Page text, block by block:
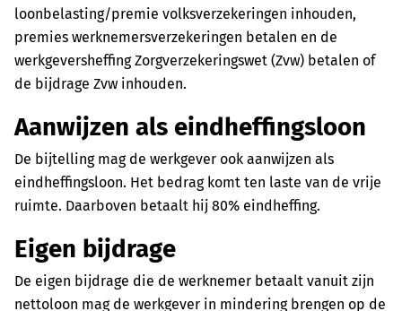
loonbelasting/premie volksverzekeringen inhouden,
premies werknemersverzekeringen betalen en de
werkgeversheffing Zorgverzekeringswet (Zvw) betalen of
de bijdrage Zvw inhouden.
Aanwijzen als eindheffingsloon
De bijtelling mag de werkgever ook aanwijzen als
eindheffingsloon. Het bedrag komt ten laste van de vrije
ruimte. Daarboven betaalt hij 80% eindheffing.
Eigen bijdrage
De eigen bijdrage die de werknemer betaalt vanuit zijn
nettoloon mag de werkgever in mindering brengen op de